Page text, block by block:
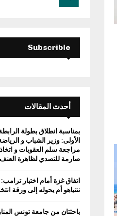
Subscrible
أحدث المقالات
بمناسبة انطلاق بطولة
الأولى: وزير الشباب و
مراجعة سلم العقوبات و
صارمة للتصدي لظاهرة
اتفاق غزة أمام اختبار
نتنياهو أم يحوله إلى ورقة
باحثتان من جامعة تونس